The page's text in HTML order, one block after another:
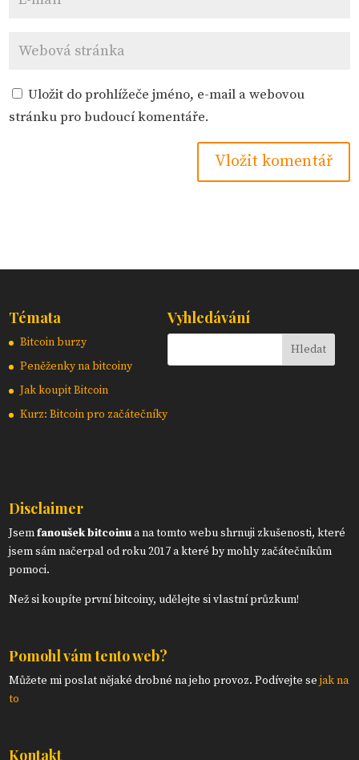
Uložit do prohlížeče jméno, e-mail a webovou
stránku pro budoucí komentáře.
Témata
Bitcoin burzy
Peněženky na bitcoiny
Jak koupit Bitcoin
Kurz: Bitcoin pro začátečníky
Vyhledávání
Disclaimer
Jsemfanoušek bitcoinua na tomto webu shrnuji zkušenosti, které
jsem sám načerpal od roku 2017 a které by mohly začátečníkům
pomoci.
Než si koupíte první bitcoiny, udělejte si vlastní průzkum!
Pomohl vám tento web?
Můžete mi poslat nějaké drobné na jeho provoz. Podívejte sejak na
to
Kontakt